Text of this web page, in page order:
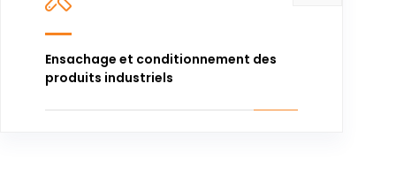
Ensachage et conditionnement des
produits industriels